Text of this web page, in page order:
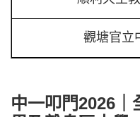
觀塘官立
中一叩門2026｜